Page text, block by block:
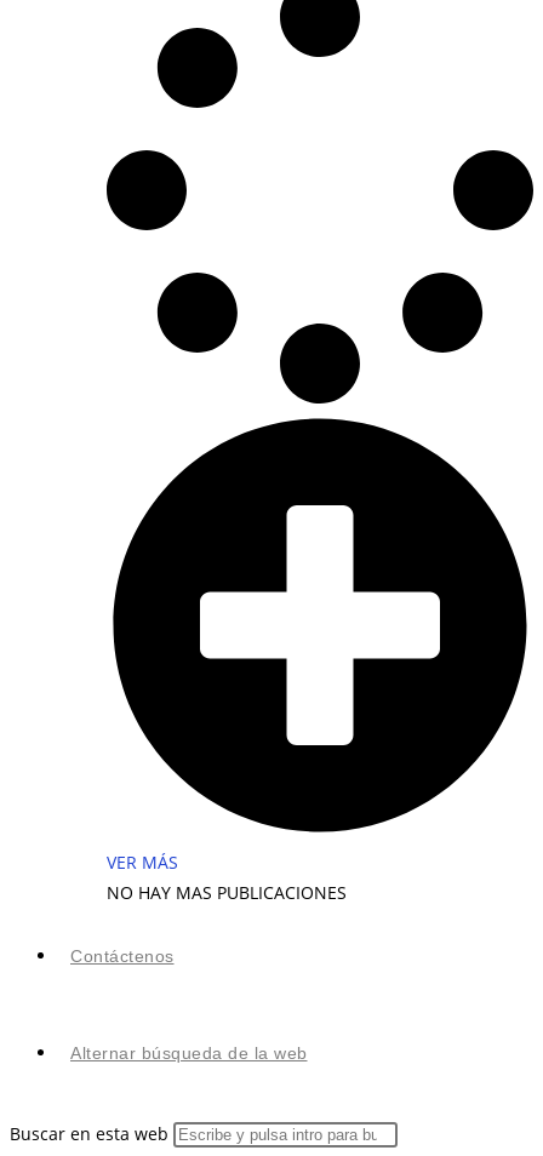
VER MÁS
NO HAY MAS PUBLICACIONES
Contáctenos
Alternar búsqueda de la web
Buscar en esta web